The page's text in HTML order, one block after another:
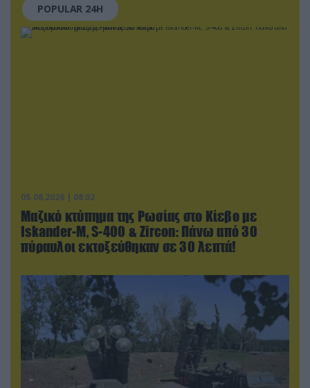
POPULAR 24H
05.08.2026 | 08:02
Μαζικό κτύπημα της Ρωσίας στο Κίεβο με
Iskander-Μ, S-400 & Zircon: Πάνω από 30
πύραυλοι εκτοξεύθηκαν σε 30 λεπτά!